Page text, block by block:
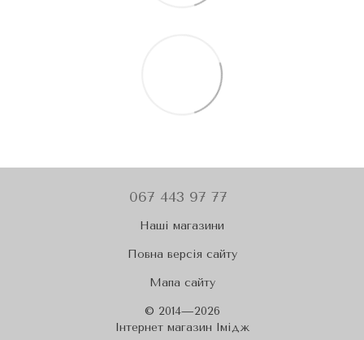
067 443 97 77
Наші магазини
Повна версія сайту
Мапа сайту
© 2014—2026
Iнтернет магазин Імідж